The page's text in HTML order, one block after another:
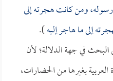
ومن كانت هجرته إلى
إلى ما هاجر إليه).
البحث في جهة الدلالة؛ لأن
بغيرها من الحضارات،